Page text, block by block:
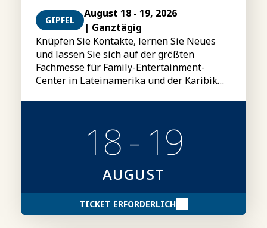
GIPFEL
August 18 - 19, 2026
| Ganztägig
Knüpfen Sie Kontakte, lernen Sie Neues
und lassen Sie sich auf der größten
Fachmesse für Family-Entertainment-
Center in Lateinamerika und der Karibik
18 - 19
AUGUST
TICKET ERFORDERLICH